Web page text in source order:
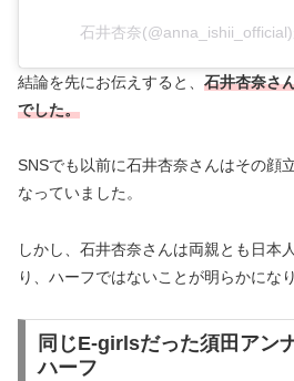
石井杏奈
結論を先にお伝えすると、 石井杏奈さ
でした。
SNSでも以前に石井杏奈さんはその顔
なっていました。
しかし、石井杏奈さんは両親とも日本
り、ハーフではないことが明らかにな
同じE-girlsだった須田アン
ハーフ